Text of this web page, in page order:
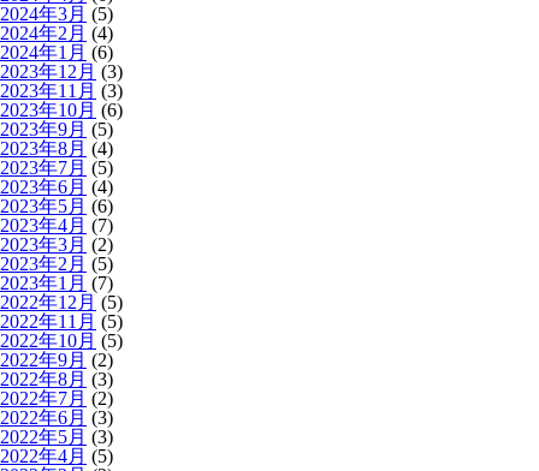
2024年3月 (5)
2024年2月 (4)
2024年1月 (6)
2023年12月 (3)
2023年11月 (3)
2023年10月 (6)
2023年9月 (5)
2023年8月 (4)
2023年7月 (5)
2023年6月 (4)
2023年5月 (6)
2023年4月 (7)
2023年3月 (2)
2023年2月 (5)
2023年1月 (7)
2022年12月 (5)
2022年11月 (5)
2022年10月 (5)
2022年9月 (2)
2022年8月 (3)
2022年7月 (2)
2022年6月 (3)
2022年5月 (3)
2022年4月 (5)